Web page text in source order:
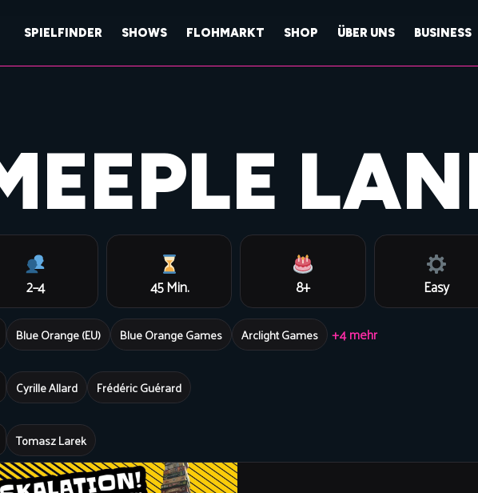
SPIELFINDER SHOWS FLOHMARKT SHOP ÜBER UNS BUSINESS
2–4 45 Min. 8+ Easy
Blue Orange (EU) Blue Orange Games Arclight Games +4 mehr
Cyrille Allard Frédéric Guérard
Tomasz Larek